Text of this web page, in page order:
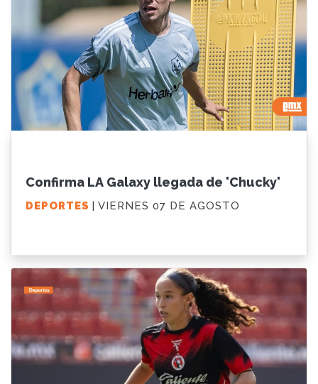
Confirma LA Galaxy llegada de 'Chucky'
DEPORTES | VIERNES 07 DE AGOSTO